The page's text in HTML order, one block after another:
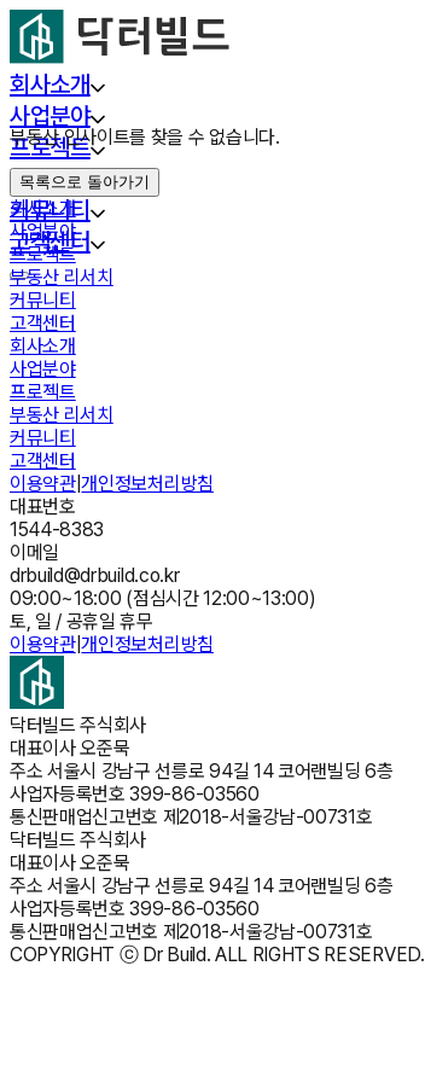
회사소개
사업분야
프로젝트
부동산 리서치
커뮤니티
고객센터
부동산 인사이트를 찾을 수 없습니다.
목록으로 돌아가기
회사소개
사업분야
프로젝트
부동산 리서치
커뮤니티
고객센터
회사소개
사업분야
프로젝트
부동산 리서치
커뮤니티
고객센터
이용약관|개인정보처리방침
대표번호
1544-8383
이메일
drbuild@drbuild.co.kr
09:00~18:00 (점심시간 12:00~13:00)
토, 일 / 공휴일 휴무
이용약관|개인정보처리방침
닥터빌드 주식회사
대표이사오준묵
주소 서울시 강남구 선릉로 94길 14 코어랜빌딩 6층
사업자등록번호 399-86-03560
통신판매업신고번호 제2018-서울강남-00731호
닥터빌드 주식회사
대표이사오준묵
주소 서울시 강남구 선릉로 94길 14 코어랜빌딩 6층
사업자등록번호 399-86-03560
통신판매업신고번호 제2018-서울강남-00731호
COPYRIGHT ⓒ Dr Build. ALL RIGHTS RESERVED.